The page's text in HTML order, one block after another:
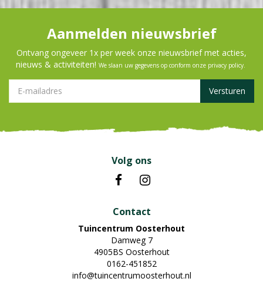
Aanmelden nieuwsbrief
Ontvang ongeveer 1x per week onze nieuwsbrief met acties,
nieuws & activiteiten! We slaan uw gegevens op conform onze privacy policy.
Volg ons
Contact
Tuincentrum Oosterhout
Damweg 7
4905BS Oosterhout
0162-451852
info@tuincentrumoosterhout.nl